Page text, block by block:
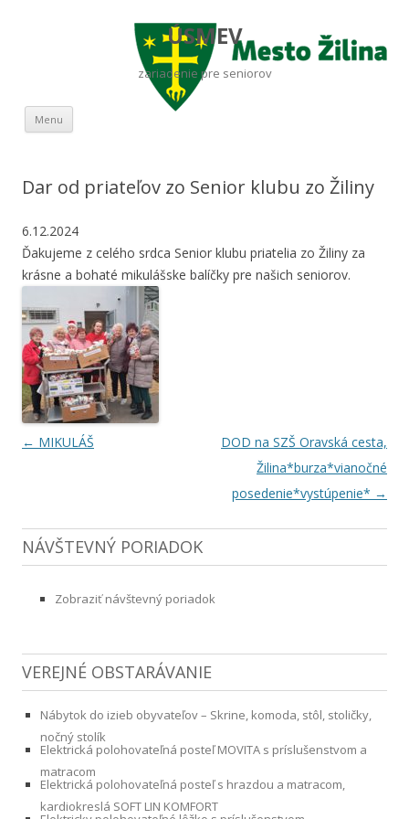
ÚSMEV
zariadenie pre seniorov
Menu Preskočiť na obsah
Dar od priateľov zo Senior klubu zo Žiliny
6.12.2024
Ďakujeme z celého srdca Senior klubu priatelia zo Žiliny za
krásne a bohaté mikulášske balíčky pre našich seniorov.
Navigácia článkami
← MIKULÁŠ
DOD na SZŠ Oravská cesta,
Žilina*burza*vianočné
posedenie*vystúpenie* →
NÁVŠTEVNÝ PORIADOK
Zobraziť návštevný poriadok
VEREJNÉ OBSTARÁVANIE
Nábytok do izieb obyvateľov – Skrine, komoda, stôl, stoličky,
nočný stolík
Elektrická polohovateľná posteľ MOVITA s príslušenstvom a
matracom
Elektrická polohovateľná posteľ s hrazdou a matracom,
kardiokreslá SOFT LIN KOMFORT